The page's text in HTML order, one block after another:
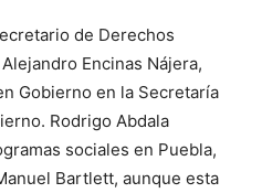
de Derechos
Encinas Nájera,
Gobierno en la Secretaría
Rodrigo Abdala
sociales en Puebla,
Bartlett, aunque esta